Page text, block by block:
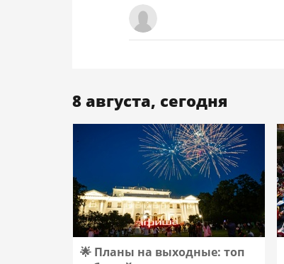
8 августа, сегодня
🌟 Планы на выходные: топ